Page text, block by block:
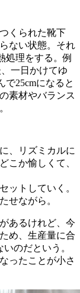
くられた靴下
ない状態。それ
処理をする。例
一日かけてゆ
で25cmになると
素材やバランス
、リズミカルに
こか愉しくて、
ットしていく。
せながら。
あるけれど、今
め、生産量に合
のだという。
ったことが小さ